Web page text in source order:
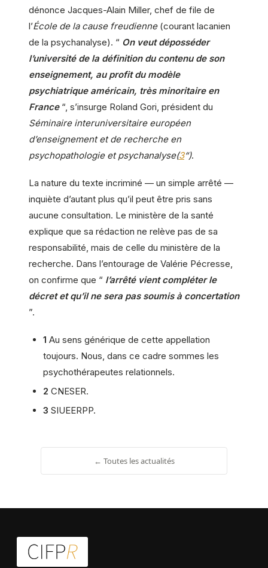
dénonce Jacques-Alain Miller, chef de file de
l’École de la cause freudienne(courant lacanien
de la psychanalyse). “ On veut déposséder
l’université de la définition du contenu de son
enseignement, au profit du modèle
psychiatrique américain, très minoritaire en
France “, s’insurge Roland Gori, président du
Séminaire interuniversitaire européen
d’enseignement et de recherche en
psychopathologie et psychanalyse(3“).
La nature du texte incriminé — un simple arrêté —
inquiète d’autant plus qu’il peut être pris sans
aucune consultation. Le ministère de la santé
explique que sa rédaction ne relève pas de sa
responsabilité, mais de celle du ministère de la
recherche. Dans l’entourage de Valérie Pécresse,
on confirme que “ l’arrêté vient compléter le
décret et qu’il ne sera pas soumis à concertation
”.
1 Au sens générique de cette appellation
toujours. Nous, dans ce cadre sommes les
psychothérapeutes relationnels.
2 CNESER.
3 SIUEERPP.
← Toutes les actualités